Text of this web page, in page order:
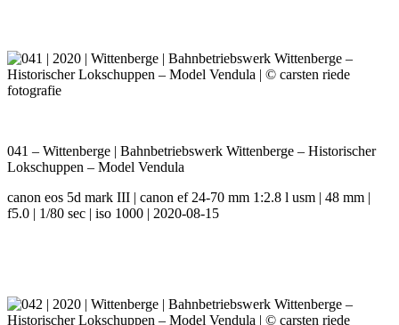
041 – Wittenberge | Bahnbetriebswerk Wittenberge – Historischer
Lokschuppen – Model Vendula
canon eos 5d mark III | canon ef 24-70 mm 1:2.8 l usm | 48 mm |
f5.0 | 1/80 sec | iso 1000 | 2020-08-15